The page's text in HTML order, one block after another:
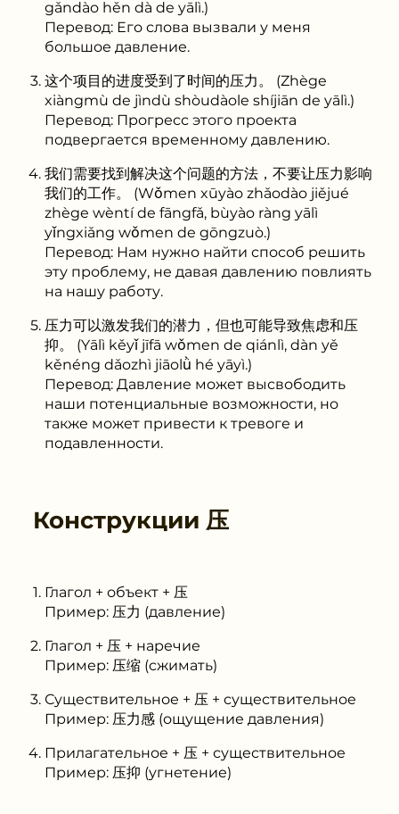
gǎndào hěn dà de yālì.)
Перевод: Его слова вызвали у меня
большое давление.
这个项目的进度受到了时间的压力。 (Zhège
xiàngmù de jìndù shòudàole shíjiān de yālì.)
Перевод: Прогресс этого проекта
подвергается временному давлению.
我们需要找到解决这个问题的方法，不要让压力影响
我们的工作。 (Wǒmen xūyào zhǎodào jiějué
zhège wèntí de fāngfǎ, bùyào ràng yālì
yǐngxiǎng wǒmen de gōngzuò.)
Перевод: Нам нужно найти способ решить
эту проблему, не давая давлению повлиять
на нашу работу.
压力可以激发我们的潜力，但也可能导致焦虑和压
抑。 (Yālì kěyǐ jīfā wǒmen de qiánlì, dàn yě
kěnéng dǎozhì jiāolǜ hé yāyì.)
Перевод: Давление может высвободить
наши потенциальные возможности, но
также может привести к тревоге и
подавленности.
Конструкции 压
Глагол + объект + 压
Пример: 压力 (давление)
Глагол + 压 + наречие
Пример: 压缩 (сжимать)
Существительное + 压 + существительное
Пример: 压力感 (ощущение давления)
Прилагательное + 压 + существительное
Пример: 压抑 (угнетение)